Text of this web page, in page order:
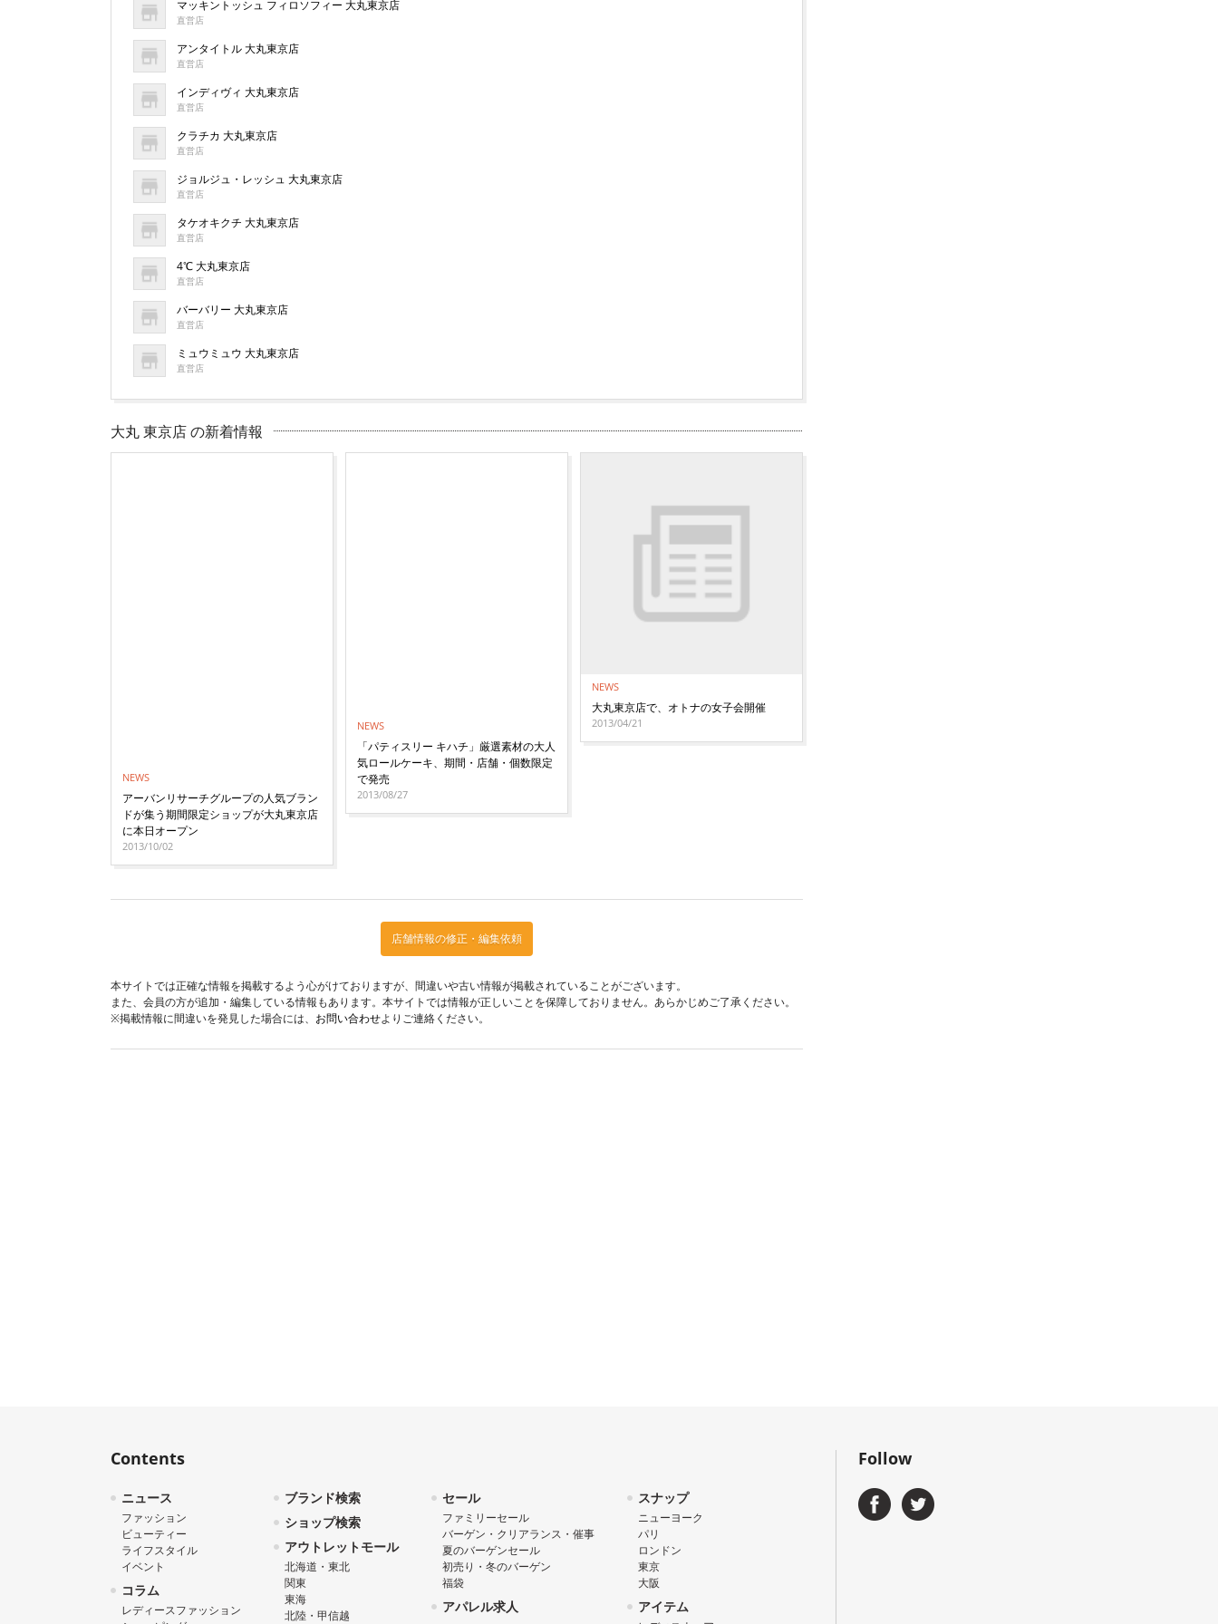
マッキントッシュ フィロソフィー 大丸東京店
直営店
アンタイトル 大丸東京店
直営店
インディヴィ 大丸東京店
直営店
クラチカ 大丸東京店
直営店
ジョルジュ・レッシュ 大丸東京店
直営店
タケオキクチ 大丸東京店
直営店
4℃ 大丸東京店
直営店
バーバリー 大丸東京店
直営店
ミュウミュウ 大丸東京店
直営店
大丸 東京店 の新着情報
NEWS
アーバンリサーチグループの人気ブラン
ドが集う期間限定ショップが大丸東京店
に本日オープン
2013/10/02
NEWS
「パティスリー キハチ」厳選素材の大人
気ロールケーキ、期間・店舗・個数限定
で発売
2013/08/27
NEWS
大丸東京店で、オトナの女子会開催
2013/04/21
店舗情報の修正・編集依頼
本サイトでは正確な情報を掲載するよう心がけておりますが、間違いや古い情報が掲載されていることがございます。
また、会員の方が追加・編集している情報もあります。本サイトでは情報が正しいことを保障しておりません。あらかじめご了承ください。
※掲載情報に間違いを発見した場合には、 お問い合わせよりご連絡ください。
Contents
ニュース
ファッション
ビューティー
ライフスタイル
イベント
コラム
レディースファッション
ブランド検索
ショップ検索
アウトレットモール
北海道・東北
関東
東海
北陸・甲信越
セール
ファミリーセール
バーゲン・クリアランス・催事
夏のバーゲンセール
初売り・冬のバーゲン
福袋
アパレル求人
スナップ
ニューヨーク
パリ
ロンドン
東京
大阪
アイテム
Follow